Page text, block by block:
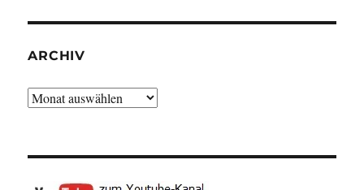
ARCHIV
Archiv